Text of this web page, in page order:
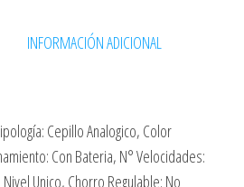
INFORMACIÓN ADICIONAL
Cepillo Analogico, Color
Con Bateria, N° Velocidades:
Unico, Chorro Regulable: No